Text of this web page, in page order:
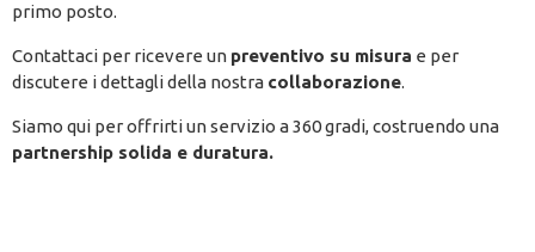
primo posto.
Contattaci per ricevere un preventivo su misura e per
discutere i dettagli della nostra collaborazione.
Siamo qui per offrirti un servizio a 360 gradi, costruendo una
partnership solida e duratura.